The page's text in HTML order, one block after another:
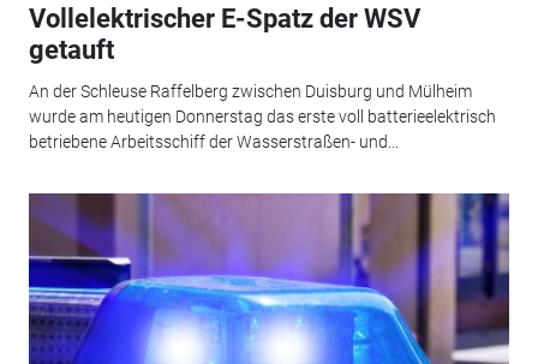
Vollelektrischer E-Spatz der WSV
getauft
An der Schleuse Raffelberg zwischen Duisburg und Mülheim
wurde am heutigen Donnerstag das erste voll batterieelektrisch
betriebene Arbeitsschiff der Wasserstraßen- und...